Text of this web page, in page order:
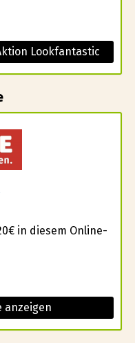
Lookfantastic
in diesem Online-
anzeigen